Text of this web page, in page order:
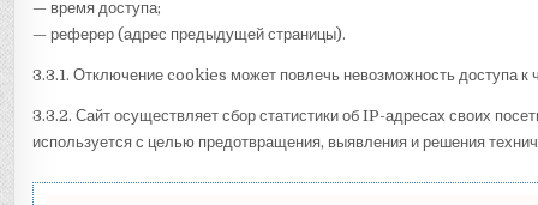
— время доступа;
— реферер (адрес предыдущей страницы).
3.3.1. Отключение cookies может повлечь невозможность доступа к
3.3.2. Сайт осуществляет сбор статистики об IP-адресах своих
используется с целью предотвращения, выявления и решения